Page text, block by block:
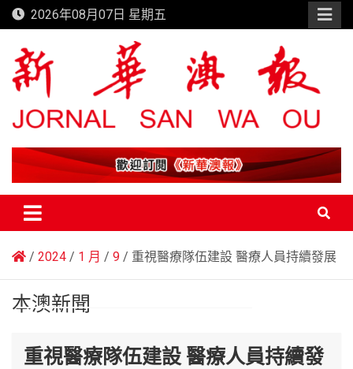
Skip
to
content
2026年08月07日 星期五
新華澳報
2024 1 月 9 重視醫療隊伍建設 醫療人員持續發展
本澳新聞
重視醫療隊伍建設 醫療人員持續發